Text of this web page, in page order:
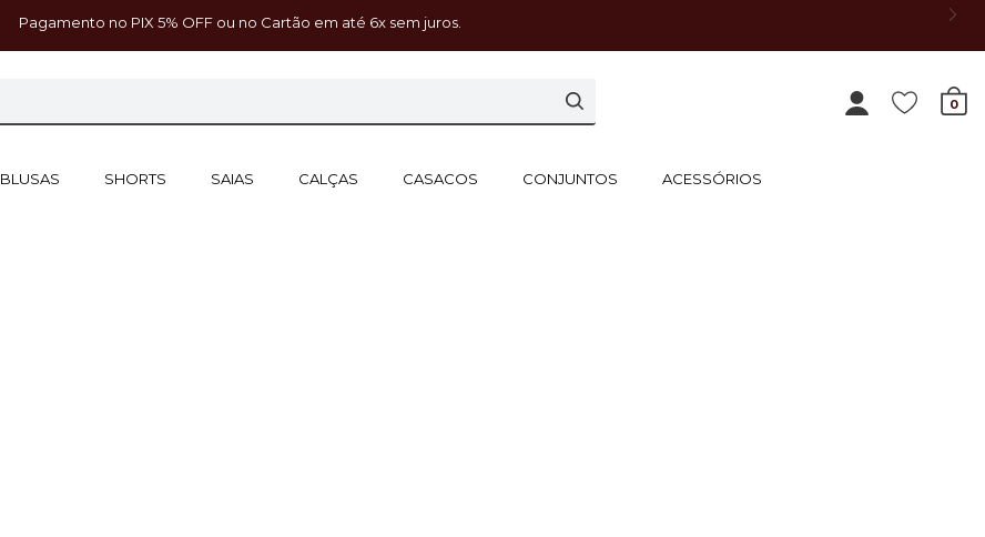
Pagamento no PIX 5% OFF ou no Cartão em até 6x sem juros.
0
BLUSAS SHORTS SAIAS CALÇAS CASACOS CONJUNTOS ACESSÓRIOS